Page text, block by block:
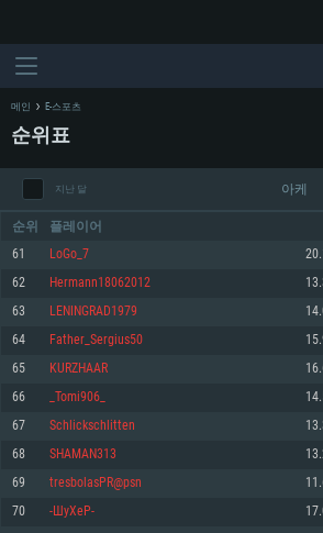
시스템 요구사
최소사양
운영체제: Windows 10 (64 bit)
프로세서: 2.2 GHz 듀얼코어 이상
메모리: 4GB
최소사양
운영체제: Mac OS Big Sur 11.0
프로세서: 최소 2.2 GHz의 Core i5 (Intel Xeon 은
메모리: 6 GB
최소사양
운영체제: 64bit Linux 중 최신 버전
프로세서: 2.4 GHz 듀얼코어
메모리: 4 GB
메인 E-스포츠
순위표
지난 달 아케
순위 플레이어
61 LoGo_7
62 Hermann18062012
63 LENINGRAD1979
64 Father_Sergius50
65 KURZHAAR
66 _Tomi906_
67 Schlickschlitten
68 SHAMAN313
69 tresbolasPR@psn
70 -ШуХеР-